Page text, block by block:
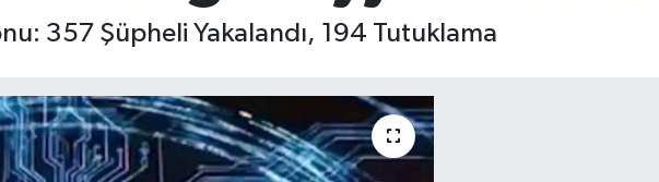
357 Şüpheli Yakalandı, 194 Tutuklama